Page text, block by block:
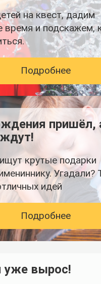
на квест, дадим
время и подскажем,
Подробнее
пришёл,
крутые подарки
Угадали?
идей
Подробнее
уже вырос!